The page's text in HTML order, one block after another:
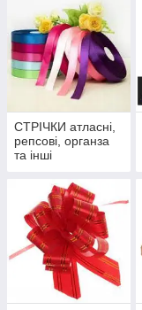
СТРІЧКИ атласні,
репсові, органза
та інші